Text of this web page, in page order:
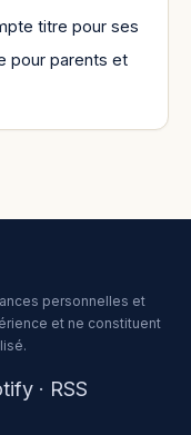
titre pour ses
pour parents et
personnelles et
et ne constituent
· RSS